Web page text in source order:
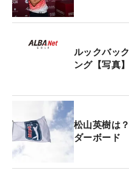
ルックバッ
ング【写真】
松山英樹は
ダーボード